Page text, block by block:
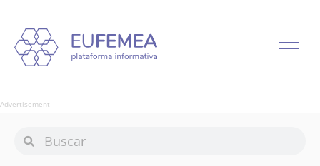
Advertisement